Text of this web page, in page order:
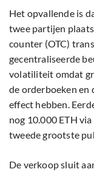
Het opvallende is
twee partijen
counter (OTC)
gecentraliseerde
volatiliteit omdat
de orderboeken en
effect hebben.
nog 10.000 ETH
tweede grootste
De verkoop sluit